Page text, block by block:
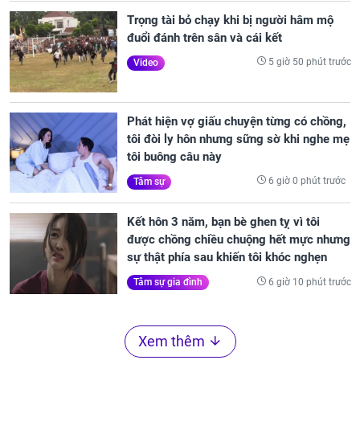
Trọng tài bỏ chạy khi bị người hâm mộ
đuổi đánh trên sân và cái kết
Video 5 giờ 50 phút trước
Phát hiện vợ giấu chuyện từng có chồng,
tôi đòi ly hôn nhưng sững sờ khi nghe mẹ
tôi buông câu này
Tâm sự 6 giờ 0 phút trước
Kết hôn 3 năm, bạn bè ghen tỵ vì tôi
được chồng chiều chuộng hết mực nhưng
sự thật phía sau khiến tôi khóc nghẹn
Tâm sự gia đình 6 giờ 10 phút trước
Xem thêm